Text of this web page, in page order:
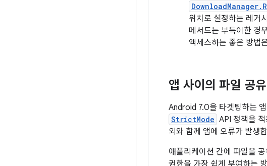
위치로 설정하는 레거
메서드는 부득이한 경
액세스하는 좋은 방법
앱 사이의 파일 공유
Android 7.0을 타겟팅하는
StrictMode API 정책을
외와 함께 앱에 오류가 발생
애플리케이션 간에 파일을